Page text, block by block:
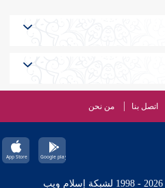
اتصل بنا من نحن